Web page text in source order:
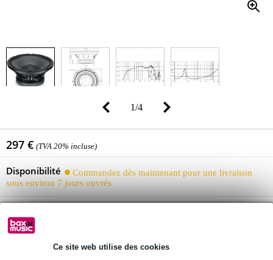
Ce site web utilise des cookies
1/4
297 € (TVA 20% incluse)
Disponibilité
Commandez dès maintenant pour une livraison
sous environ 7 jours ouvrés